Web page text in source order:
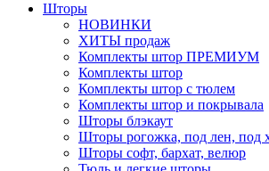
Шторы
НОВИНКИ
ХИТЫ продаж
Комплекты штор ПРЕМИУМ
Комплекты штор
Комплекты штор с тюлем
Комплекты штор и покрывала
Шторы блэкаут
Шторы рогожка, под лен, под
Шторы софт, бархат, велюр